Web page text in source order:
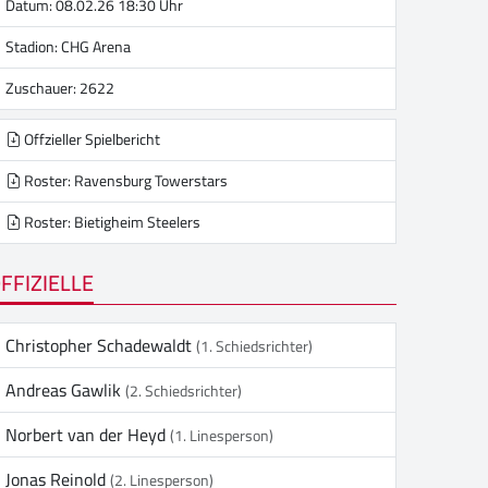
Stadion:CHG Arena
Zuschauer: 2622
Offzieller Spielbericht
Roster: Ravensburg Towerstars
Roster: Bietigheim Steelers
Christopher Schadewaldt(1. Schiedsrichter)
Andreas Gawlik(2. Schiedsrichter)
Norbert van der Heyd(1. Linesperson)
Jonas Reinold(2. Linesperson)